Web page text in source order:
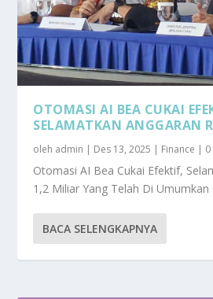
OTOMASI AI BEA CUKAI
SELAMATKAN ANGGARAN
oleh admin | Des 13, 2025 | Finance | 0
Otomasi AI Bea Cukai Efektif,
1,2 Miliar Yang Telah Di Umumkan
BACA SELENGKAPNYA